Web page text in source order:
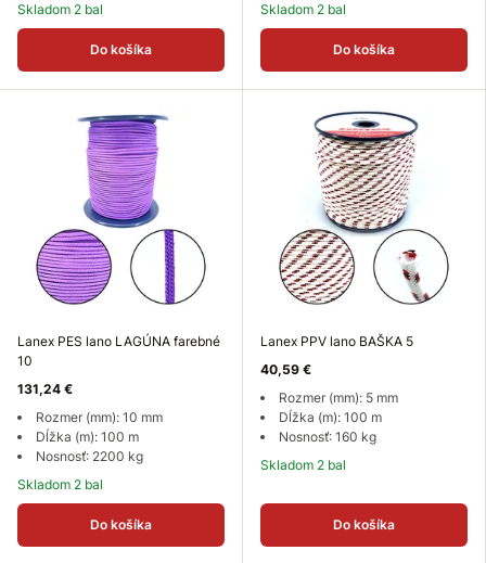
Skladom 2 bal
Do košíka
Skladom 2 bal
Do košíka
Lanex PES lano LAGÚNA farebné
10
131,24 €
Rozmer (mm): 10 mm
Dĺžka (m): 100 m
Nosnosť: 2200 kg
Skladom 2 bal
Do košíka
Lanex PPV lano BAŠKA 5
40,59 €
Rozmer (mm): 5 mm
Dĺžka (m): 100 m
Nosnosť: 160 kg
Skladom 2 bal
Do košíka